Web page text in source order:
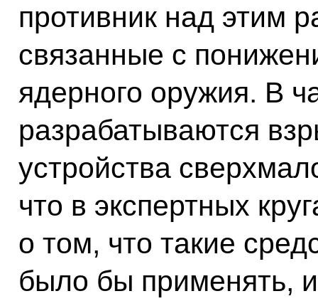
противник над этим
связанные с
ядерного оружия. В
разрабатываются
устройства
что в экспертных
о том, что такие
было бы применять,